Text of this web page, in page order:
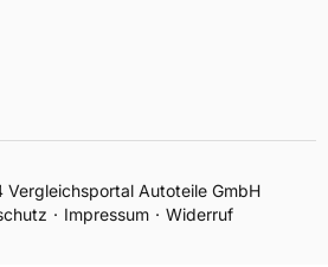
Vergleichsportal Autoteile GmbH
Impressum Widerruf